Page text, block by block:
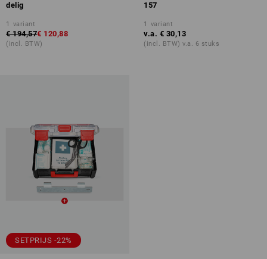
delig
1 variant
€ 194,57€ 120,88
(incl. BTW)
157
1 variant
v.a. € 30,13
(incl. BTW) v.a. 6 stuks
SETPRIJS -22%